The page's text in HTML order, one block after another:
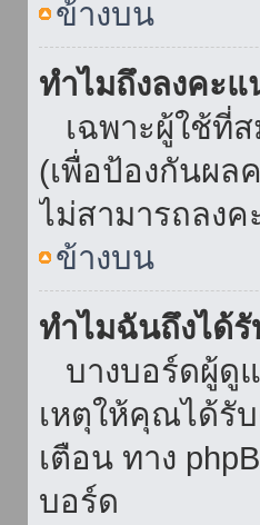
ข้างบน
ทำไมถึงลงคะ
เฉพาะผู้ใช้ที่
(เพื่อป้องกันผล
ไม่สามารถลง
ข้างบน
ทำไมฉันถึงได้
บางบอร์ดผู้ดู
เหตุให้คุณได้รั
เตือน ทาง
บอร์ด